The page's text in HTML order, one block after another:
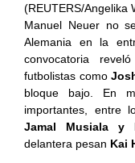
(REUTERS/Angelika
Manuel Neuer no
Alemania en la
convocatoria
futbolistas como
bloque bajo. En
importantes, entre
Jamal Musiala y
delantera pesan Kai